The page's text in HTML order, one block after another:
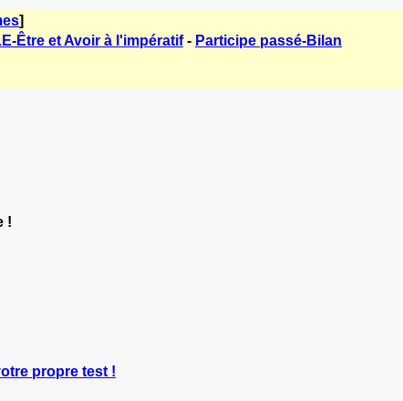
]
Être et Avoir à l'impératif- Participe passé-Bilan
!
propre test !